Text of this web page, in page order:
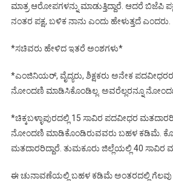
ಮಾತ್ರ ಆರೋಪಗಳನ್ನು ಮಾಡುತ್ತಿದ್ದಾರೆ. ಆದರೆ ಬಿಜೆಪಿ
ನಂತರ ಪಕ್ಷ, ಬಳಿಕ ನಾನು ಎಂದು ಹೇಳುತ್ತದೆ ಎಂದರು.
*ಸಚಿವರು ಹೇಳಿದ ಇತರೆ ಅಂಶಗಳು*
*ಎಂಜಿನಿಯರ್, ವೈದ್ಯರು, ಶಿಕ್ಷಕರು ಅನೇಕ
ನೋಂದಣಿ ಮಾಡಿಸಿಕೊಂಡಿಲ್ಲ. ಅವರೆಲ್ಲರನ್ನೂ
*ಚಿಕ್ಕಬಳ್ಳಾಪುರದಲ್ಲಿ 15 ಸಾವಿರ ಪದವೀಧರ
ನೋಂದಣಿ ಮಾಡಿಕೊಂಡಿರುವವರು ಬಹಳ ಕಡಿಮೆ.
ಮತದಾರರಿದ್ದಾರೆ. ತುಮಕೂರು ಜಿಲ್ಲೆಯಲ್ಲಿ 40 ಸಾವಿರ
ಈ ಚುನಾವಣೆಯಲ್ಲಿ ಬಹಳ ಕಡಿಮೆ ಅಂತರದಲ್ಲಿ ಗೆಲವು